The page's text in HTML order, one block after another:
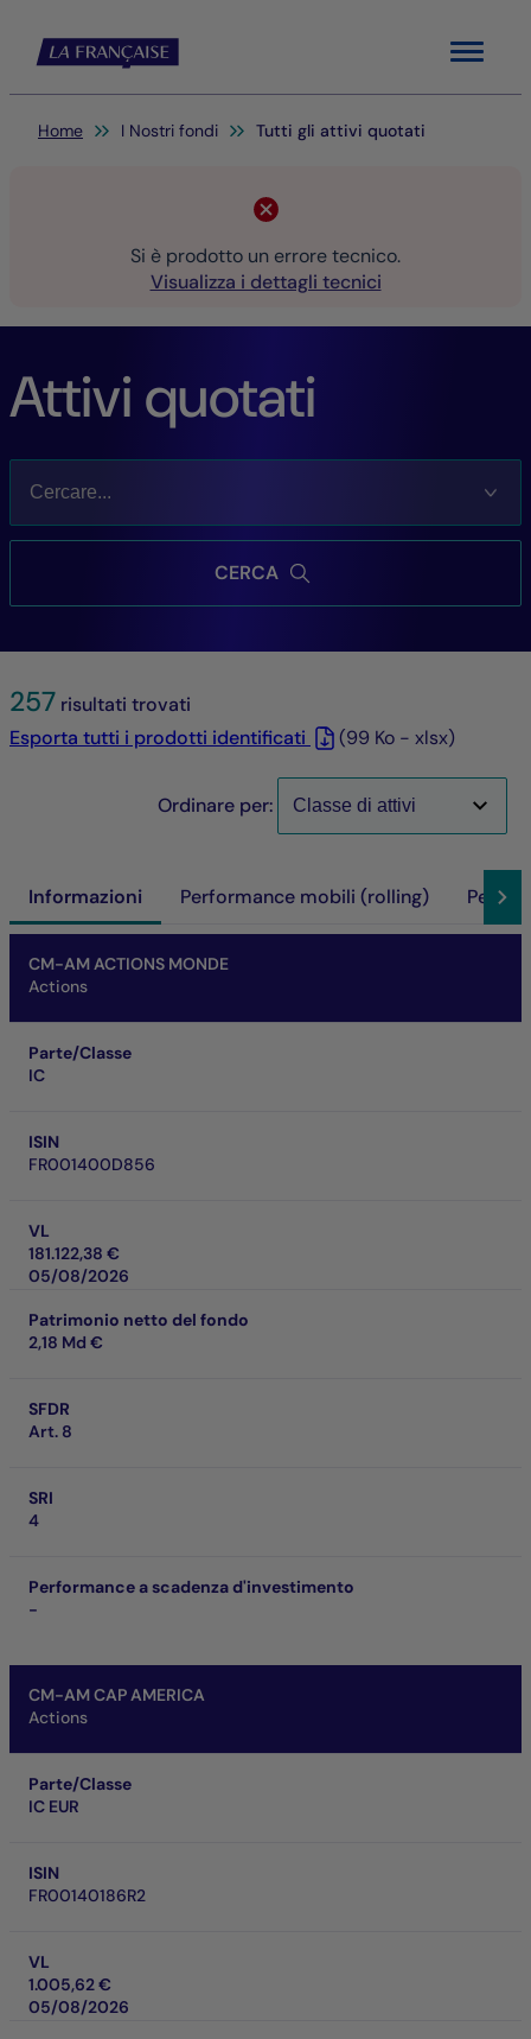
Menu
Sei qui:
Home I Nostri fondi Tutti gli attivi quotati
Si è prodotto un errore tecnico.
Visualizza i dettagli tecnici
Attivi quotati
CERCA
257 risultati trovati
Esporta tutti i prodotti identificati
(99 Ko - xlsx)
Ordinare per:
Informazioni Performance mobili (rolling)
CM-AM ACTIONS MONDE
Actions
Parte/Classe
IC
ISIN
FR001400D856
VL
181.122,38 €
05/08/2026
Patrimonio netto del fondo
2,18 Md €
SFDR
Art. 8
SRI
4
Performance a scadenza d'investimento
-
CM-AM CAP AMERICA
Actions
Parte/Classe
IC EUR
ISIN
FR00140186R2
VL
1.005,62 €
05/08/2026